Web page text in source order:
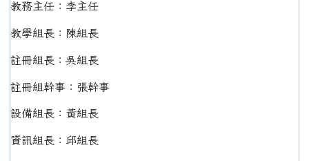
教務主任：李主任
教學組長：陳組長
註冊組長：吳組長
註冊組幹事：張幹事
設備組長：黃組長
資訊組長：邱組長